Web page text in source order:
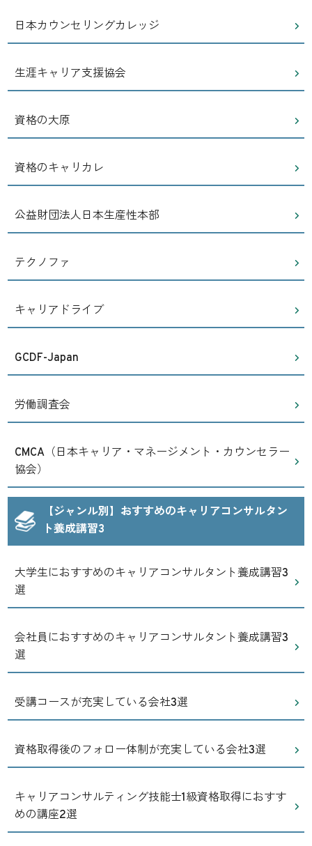
日本カウンセリングカレッジ
生涯キャリア支援協会
資格の大原
資格のキャリカレ
公益財団法人日本生産性本部
テクノファ
キャリアドライブ
GCDF-Japan
労働調査会
CMCA（日本キャリア・マネージメント・カウンセラー
協会）
【ジャンル別】おすすめのキャリアコンサルタン
ト養成講習3
大学生におすすめのキャリアコンサルタント養成講習3
選
会社員におすすめのキャリアコンサルタント養成講習3
選
受講コースが充実している会社3選
資格取得後のフォロー体制が充実している会社3選
キャリアコンサルティング技能士1級資格取得におすす
めの講座2選